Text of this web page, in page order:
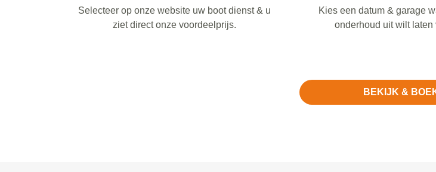
Selecteer op onze website uw boot dienst & u
ziet direct onze voordeelprijs.
Kies een datum & garage
onderhoud uit wilt laten
BEKIJK &